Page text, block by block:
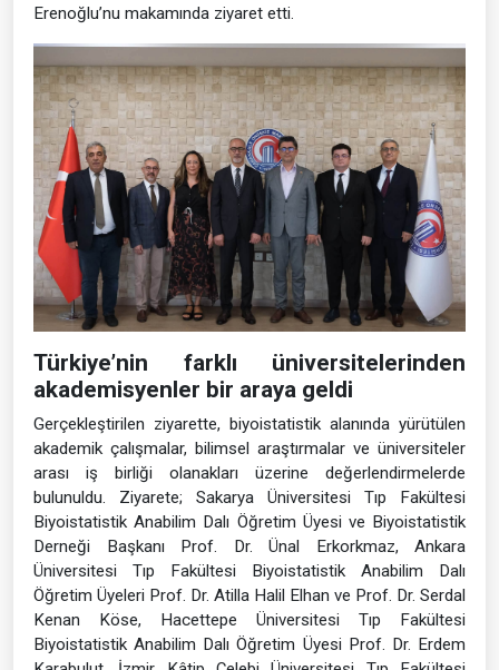
Erenoğlu’nu makamında ziyaret etti.
Türkiye’nin farklı üniversitelerinden
akademisyenler bir araya geldi
Gerçekleştirilen ziyarette, biyoistatistik alanında yürütülen
akademik çalışmalar, bilimsel araştırmalar ve üniversiteler
arası iş birliği olanakları üzerine değerlendirmelerde
bulunuldu. Ziyarete; Sakarya Üniversitesi Tıp Fakültesi
Biyoistatistik Anabilim Dalı Öğretim Üyesi ve Biyoistatistik
Derneği Başkanı Prof. Dr. Ünal Erkorkmaz, Ankara
Üniversitesi Tıp Fakültesi Biyoistatistik Anabilim Dalı
Öğretim Üyeleri Prof. Dr. Atilla Halil Elhan ve Prof. Dr. Serdal
Kenan Köse, Hacettepe Üniversitesi Tıp Fakültesi
Biyoistatistik Anabilim Dalı Öğretim Üyesi Prof. Dr. Erdem